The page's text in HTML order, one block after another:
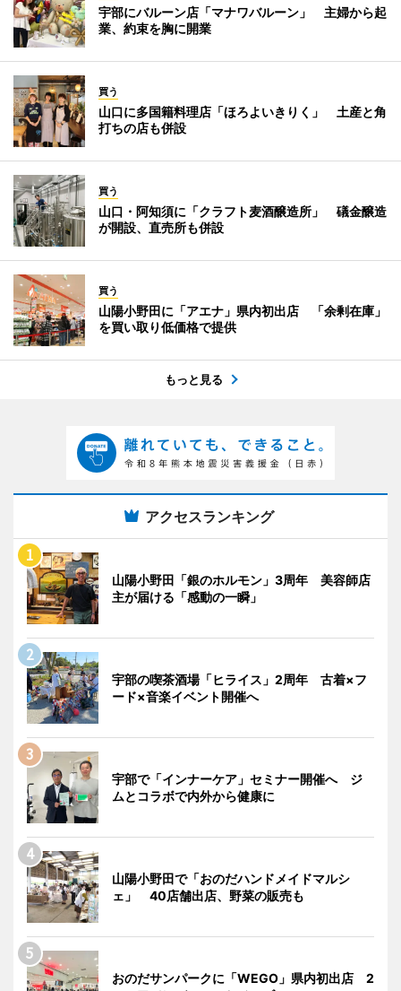
宇部にバルーン店「マナワバルーン」 主婦から起
業、約束を胸に開業
買う
山口に多国籍料理店「ほろよいきりく」 土産と角
打ちの店も併設
買う
山口・阿知須に「クラフト麦酒醸造所」 礒金醸造
が開設、直売所も併設
買う
山陽小野田に「アエナ」県内初出店 「余剰在庫」
を買い取り低価格で提供
もっと見る
アクセスランキング
山陽小野田「銀のホルモン」3周年 美容師店
主が届ける「感動の一瞬」
宇部の喫茶酒場「ヒライス」2周年 古着×フ
ード×音楽イベント開催へ
宇部で「インナーケア」セミナー開催へ ジ
ムとコラボで内外から健康に
山陽小野田で「おのだハンドメイドマルシ
ェ」 40店舗出店、野菜の販売も
おのだサンパークに「WEGO」県内初出店 2